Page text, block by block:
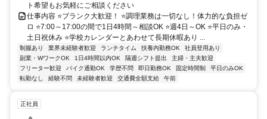
ト希望もお気軽にご相談ください
仕事内容 ⭐ブランク大歓迎！ ⭐調理業務は一切なし！体力的な負担ゼ
ロ ⭐7:00～17:00の間で1日4時間～相談OK ⭐週4日～OK ⭐平日のみ・
土日祝休み ⭐学校カレンダーとあわせて長期休暇あり ...
制服あり 業界未経験者歓迎 ランチタイム 扶養内勤務OK
社員登用あり
副業・WワークOK
1日4時間以内OK 隔週シフト提出
主婦・主夫歓迎
フリーター歓迎
バイク通勤OK 学歴不問 即日勤務OK 固定時間制
平日のみOK
転勤なし
経験不問 未経験者歓迎 交通費全額支給 午前
正社員